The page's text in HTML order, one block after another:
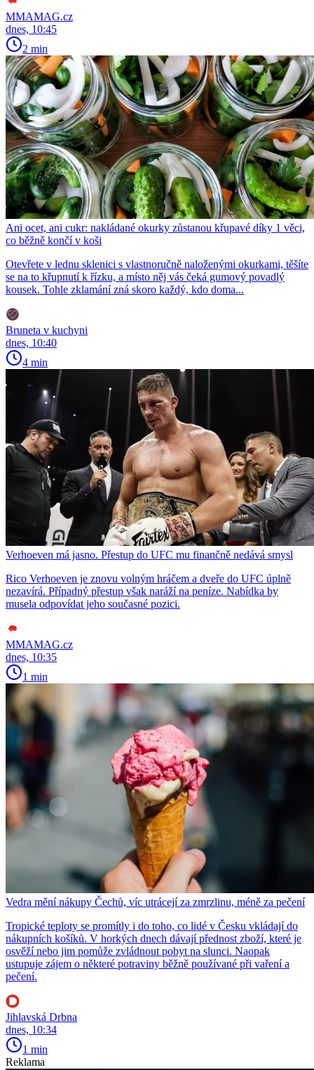
MMAMAG.cz
dnes, 10:45
2 min
Ani ocet, ani cukr: nakládané okurky zůstanou křupavé díky 1 věci,
co běžně končí v koši
Otevřete v lednu sklenici s vlastnoručně naloženými okurkami, těšíte
se na to křupnutí k řízku, a místo něj vás čeká gumový povadlý
kousek. Tohle zklamání zná skoro každý, kdo doma...
Bruneta v kuchyni
dnes, 10:40
4 min
Verhoeven má jasno. Přestup do UFC mu finančně nedává smysl
Rico Verhoeven je znovu volným hráčem a dveře do UFC úplně
nezavírá. Případný přestup však naráží na peníze. Nabídka by
musela odpovídat jeho současné pozici.
MMAMAG.cz
dnes, 10:35
1 min
Vedra mění nákupy Čechů, víc utrácejí za zmrzlinu, méně za pečení
Tropické teploty se promítly i do toho, co lidé v Česku vkládají do
nákupních košíků. V horkých dnech dávají přednost zboží, které je
osvěží nebo jim pomůže zvládnout pobyt na slunci. Naopak
ustupuje zájem o některé potraviny běžně používané při vaření a
pečení.
Jihlavská Drbna
dnes, 10:34
1 min
Reklama